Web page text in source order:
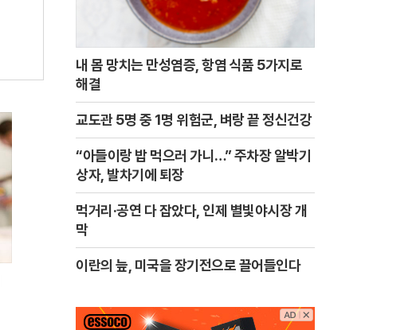
내 몸 망치는 만성염증, 항염 식품 5가지로
해결
교도관 5명 중 1명 위험군, 벼랑 끝 정신건강
“아들이랑 밥 먹으러 가니…” 주차장 알박기
상자, 발차기에 퇴장
먹거리·공연 다 잡았다, 인제 별빛야시장 개
막
이란의 늪, 미국을 장기전으로 끌어들인다